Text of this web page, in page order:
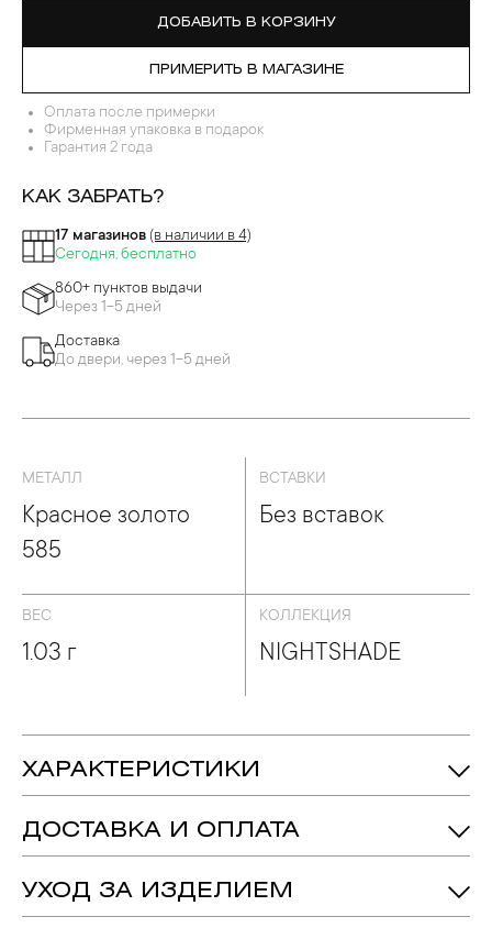
ДОБАВИТЬ В КОРЗИНУ
ПРИМЕРИТЬ В МАГАЗИНЕ
Оплата после примерки
Фирменная упаковка в подарок
Гарантия 2 года
КАК ЗАБРАТЬ?
17 магазинов (в наличии в 4)
Сегодня, бесплатно
860+ пунктов выдачи
Через 1-5 дней
Доставка
До двери, через 1-5 дней
МЕТАЛЛ
Красное золото
585
ВСТАВКИ
Без вставок
ВЕС
1.03 г
КОЛЛЕКЦИЯ
NIGHTSHADE
ХАРАКТЕРИСТИКИ
Ширина: 2 мм
Высота: 19 мм
Металл: Красное Золото 585
ДОСТАВКА И ОПЛАТА
УХОД ЗА ИЗДЕЛИЕМ